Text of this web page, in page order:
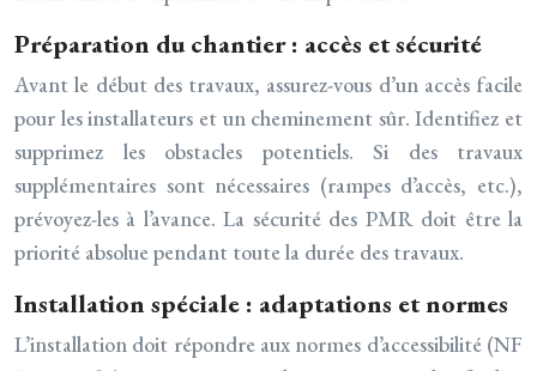
Préparation du chantier : accès et sécurité
Avant le début des travaux, assurez-vous d’un accès facile
pour les installateurs et un cheminement sûr. Identifiez et
supprimez les obstacles potentiels. Si des travaux
supplémentaires sont nécessaires (rampes d’accès, etc.),
prévoyez-les à l’avance. La sécurité des PMR doit être la
priorité absolue pendant toute la durée des travaux.
Installation spéciale : adaptations et normes
L’installation doit répondre aux normes d’accessibilité (NF